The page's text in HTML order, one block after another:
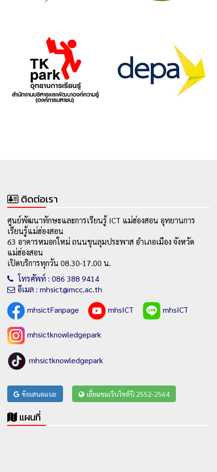
ติดต่อเรา
ศูนย์พัฒนาทักษะและการเรียนรู้ ICT แม่ฮ่องสอน อุทยานการ
เรียนรู้แม่ฮ่องสอน
63 อาคารหมอกใหม่ ถนนขุนลุมประพาส อำเภอเมือง จังหวัด
แม่ฮ่องสอน
เปิดบริการทุกวัน 08.30-17.00 น.
โทรศัพท์ : 086 388 9414
อีเมล : mhsict@mcc.ac.th
mhsictFanpage
mhsICT mhsICT
mhsictknowledgepark
mhsictknowledgepark
ข้อเสนอแนะ เยี่ยมชมเว็บไซต์ปี 2552-2564
แผนที่